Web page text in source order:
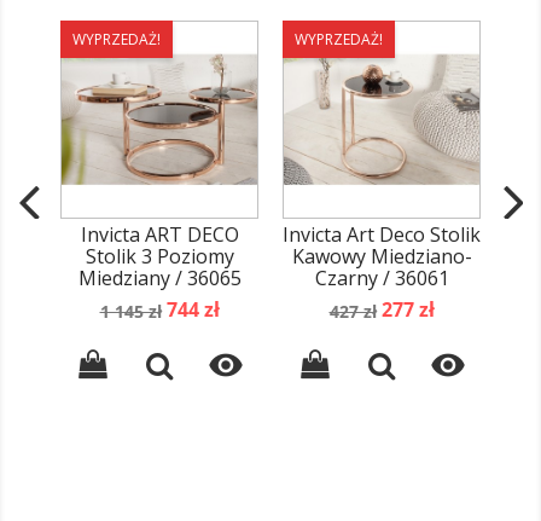
WYPRZEDAŻ!
Invicta ART DECO
Stolik 3 Poziomy
Miedziany / 36065
Cena
1 145 zł Cena
744 zł

WYPRZEDAŻ!
Invicta Art Deco Stolik
Kawowy Miedziano-
Czarny / 36061
Cena
427 zł Cena
277 zł
